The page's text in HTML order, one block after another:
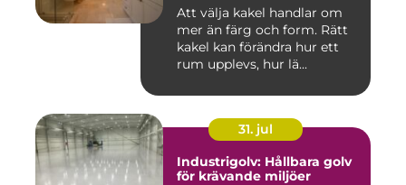
Att välja kakel handlar om
mer än färg och form. Rätt
kakel kan förändra hur ett
rum upplevs, hur lä...
31. jul
Industrigolv: Hållbara golv
för krävande miljöer